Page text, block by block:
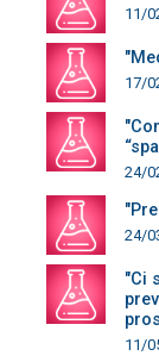
11/
17/
24/
24/
"Ci
11/